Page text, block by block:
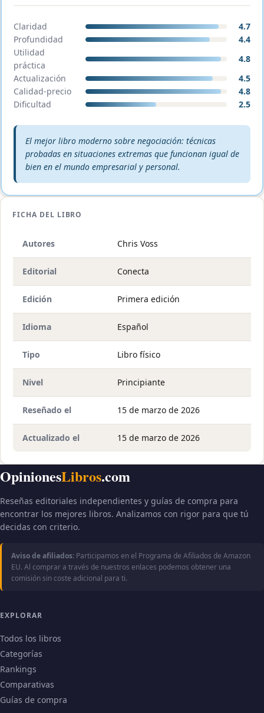
Claridad
4.7
Profundidad
4.4
Utilidad
práctica
4.8
Actualización
4.5
Calidad-precio
4.8
Dificultad
2.5
Veredicto editorial:
El mejor libro moderno sobre negociación: técnicas
probadas en situaciones extremas que funcionan igual de
bien en el mundo empresarial y personal.
FICHA DEL LIBRO
Autores Chris Voss
Editorial Conecta
Edición Primera edición
Idioma Español
Tipo Libro físico
Nivel Principiante
Reseñado el 15 de marzo de 2026
Actualizado el 15 de marzo de 2026
OpinionesLibros.com
Reseñas editoriales independientes y guías de compra para
encontrar los mejores libros. Analizamos con rigor para que tú
decidas con criterio.
Aviso de afiliados: Participamos en el Programa de Afiliados de Amazon
EU. Al comprar a través de nuestros enlaces podemos obtener una
comisión sin coste adicional para ti.
EXPLORAR
Todos los libros
Categorías
Rankings
Comparativas
Guías de compra